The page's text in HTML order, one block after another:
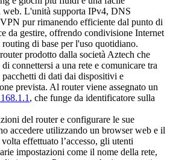
web. L'unità supporta IPv4, DNS
pur rimanendo efficiente dal punto di
da gestire, offrendo condivisione Internet
di base per l'uso quotidiano.
prodotto dalla società Aztech che
connettersi a una rete e comunicare tra
di dati dai dispositivi e
prevista. Al router viene assegnato un
, che funge da identificatore sulla
del router e configurare le sue
accedere utilizzando un browser web e il
effettuato l’accesso, gli utenti
impostazioni come il nome della rete,